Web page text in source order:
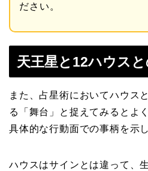
ださい。
天王星と12ハウス
また、占星術においてハウス
る「舞台」と捉えてみるとよく
具体的な行動面での事柄を示し
ハウスはサインとは違って、